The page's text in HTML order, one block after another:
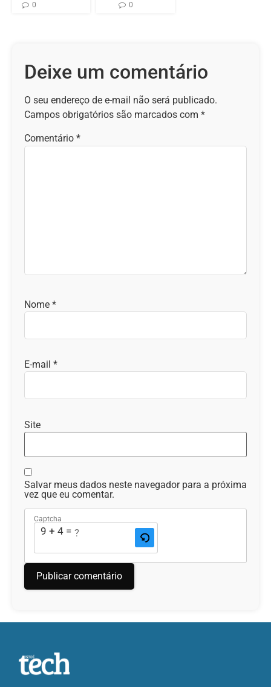
0
0
Deixe um comentário
O seu endereço de e-mail não será publicado.
Campos obrigatórios são marcados com *
Comentário *
Nome *
E-mail *
Site
Salvar meus dados neste navegador para a próxima
vez que eu comentar.
Captcha
9 + 4 = ?